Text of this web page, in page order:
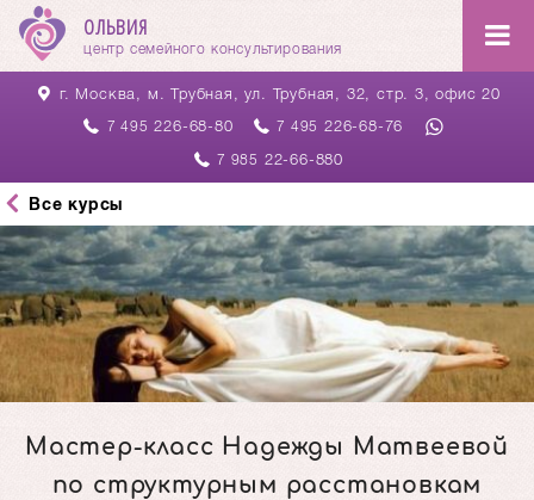
ОЛЬВИЯ
центр семейного консультирования
г. Москва, м. Трубная, ул. Трубная, 32, стр. 3, офис 20
7 495 226-68-80 7 495 226-68-76
7 985 22-66-880
Все курсы
Мастер-класс Надежды Матвеевой
по структурным расстановкам